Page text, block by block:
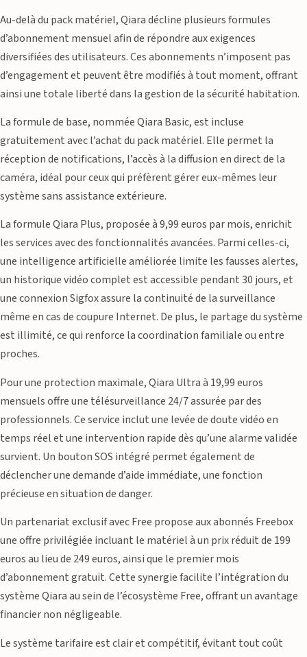
Au-delà du pack matériel, Qiara décline plusieurs formules
d’abonnement mensuel afin de répondre aux exigences
diversifiées des utilisateurs. Ces abonnements n’imposent pas
d’engagement et peuvent être modifiés à tout moment, offrant
ainsi une totale liberté dans la gestion de la sécurité habitation.
La formule de base, nommée Qiara Basic, est incluse
gratuitement avec l’achat du pack matériel. Elle permet la
réception de notifications, l’accès à la diffusion en direct de la
caméra, idéal pour ceux qui préfèrent gérer eux-mêmes leur
système sans assistance extérieure.
La formule Qiara Plus, proposée à 9,99 euros par mois, enrichit
les services avec des fonctionnalités avancées. Parmi celles-ci,
une intelligence artificielle améliorée limite les fausses alertes,
un historique vidéo complet est accessible pendant 30 jours, et
une connexion Sigfox assure la continuité de la surveillance
même en cas de coupure Internet. De plus, le partage du système
est illimité, ce qui renforce la coordination familiale ou entre
proches.
Pour une protection maximale, Qiara Ultra à 19,99 euros
mensuels offre une télésurveillance 24/7 assurée par des
professionnels. Ce service inclut une levée de doute vidéo en
temps réel et une intervention rapide dès qu’une alarme validée
survient. Un bouton SOS intégré permet également de
déclencher une demande d’aide immédiate, une fonction
précieuse en situation de danger.
Un partenariat exclusif avec Free propose aux abonnés Freebox
une offre privilégiée incluant le matériel à un prix réduit de 199
euros au lieu de 249 euros, ainsi que le premier mois
d’abonnement gratuit. Cette synergie facilite l’intégration du
système Qiara au sein de l’écosystème Free, offrant un avantage
financier non négligeable.
Le système tarifaire est clair et compétitif, évitant tout coût